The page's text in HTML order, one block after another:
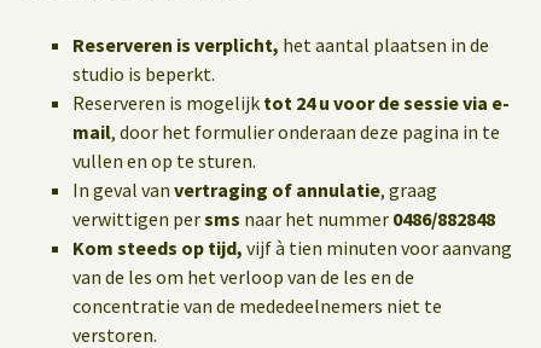
Reserveren is verplicht, het aantal plaatsen in de
studio is beperkt.
Reserveren is mogelijk tot 24 u voor de sessie via e-
mail, door het formulier onderaan deze pagina in te
vullen en op te sturen.
In geval van vertraging of annulatie, graag
verwittigen persms naar het nummer 0486/882848
Kom steeds op tijd, vijf à tien minuten voor aanvang
van de les om het verloop van de les en de
concentratie van de mededeelnemers niet te
verstoren.